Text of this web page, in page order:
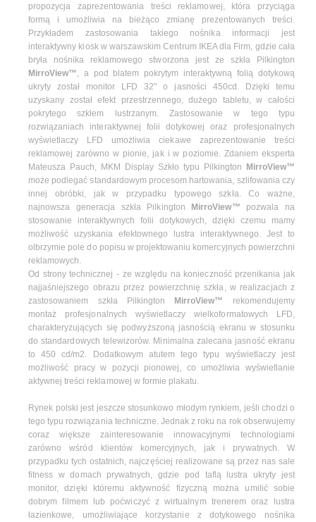
propozycja zaprezentowania treści reklamowej, która przyciąga
formą i umożliwia na bieżąco zmianę prezentowanych treści.
Przykładem zastosowania takiego nośnika informacji jest
interaktywny kiosk w warszawskim Centrum IKEA dla Firm, gdzie cała
bryła nośnika reklamowego stworzona jest ze szkła Pilkington
MirroView™ , a pod blatem pokrytym interaktywną folią dotykową
ukryty został monitor LFD 32" o jasności 450cd. Dzięki temu
uzyskany został efekt przestrzennego, dużego tabletu, w całości
pokrytego szkłem lustrzanym. Zastosowanie w tego typu
rozwiązaniach interaktywnej folii dotykowej oraz profesjonalnych
wyświetlaczy LFD umożliwia ciekawe zaprezentowanie treści
reklamowej zarówno w pionie, jak i w poziomie. Zdaniem eksperta
Mateusza Pauch, MKM Display Szkło typu Pilkington MirroView™
może podlegać standardowym procesom hartowania, szlifowania czy
innej obróbki, jak w przypadku typowego szkła. Co ważne,
najnowsza generacja szkła Pilkington MirroView™ pozwala na
stosowanie interaktywnych folii dotykowych, dzięki czemu mamy
możliwość uzyskania efektownego lustra interaktywnego. Jest to
olbrzymie pole do popisu w projektowaniu komercyjnych powierzchni
reklamowych.
Od strony technicznej - ze względu na konieczność przenikania jak
najjaśniejszego obrazu przez powierzchnię szkła, w realizacjach z
zastosowaniem szkła Pilkington MirroView™
rekomendujemy
montaż profesjonalnych wyświetlaczy wielkoformatowych LFD,
charakteryzujących się podwyższoną jasnością ekranu w stosunku
do standardowych telewizorów. Minimalna zalecana jasność ekranu
to 450 cd/m2. Dodatkowym atutem tego typu wyświetlaczy jest
możliwość pracy w pozycji pionowej, co umożliwia wyświetlanie
aktywnej treści reklamowej w formie plakatu.
Rynek polski jest jeszcze stosunkowo młodym rynkiem, jeśli chodzi o
tego typu rozwiązania techniczne. Jednak z roku na rok obserwujemy
coraz większe zainteresowanie innowacyjnymi technologiami
zarówno wśród klientów komercyjnych, jak i prywatnych. W
przypadku tych ostatnich, najczęściej realizowane są przez nas sale
fitness w domach prywatnych, gdzie pod taflą lustra ukryty jest
monitor, dzięki któremu aktywność fizyczną można umilić sobie
dobrym filmem lub poćwiczyć z wirtualnym trenerem oraz lustra
łazienkowe, umożliwiające korzystanie z dotykowego nośnika